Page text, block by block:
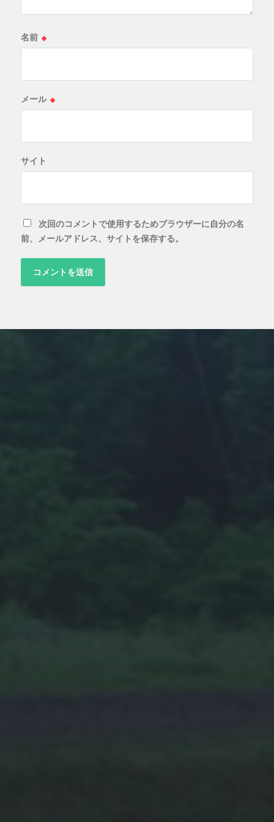
名前 ※
メール ※
サイト
次回のコメントで使用するためブラウザーに自分の名
前、メールアドレス、サイトを保存する。